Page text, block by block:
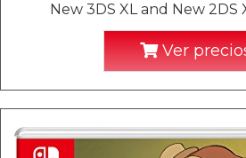
New 3DS XL and New 2DS
Ver